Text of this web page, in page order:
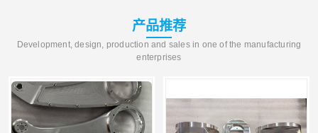
产品推荐
Development, design, production and sales in one of the manufacturing
enterprises